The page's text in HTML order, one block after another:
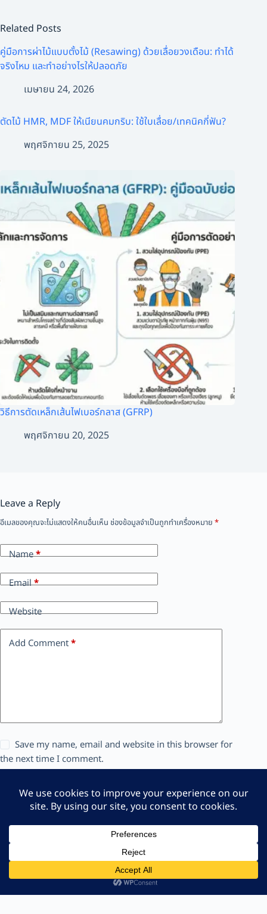
Related Posts
คู่มือการผ่าไม้แบบตั้งไม้ (Resawing) ด้วยเลื่อยวงเดือน: ทำได้
จริงไหม และทำอย่างไรให้ปลอดภัย
เมษายน 24, 2026
ตัดไม้ HMR, MDF ให้เนียนคมกริบ: ใช้ใบเลื่อย/เทคนิคกี่ฟัน?
พฤศจิกายน 25, 2025
วิธีการตัดเหล็กเส้นไฟเบอร์กลาส (GFRP)
พฤศจิกายน 20, 2025
Leave a Reply
อีเมลของคุณจะไม่แสดงให้คนอื่นเห็น ช่องข้อมูลจำเป็นถูกทำเครื่องหมาย *
Name*
Email*
Website
Add Comment*
Save my name, email and website in this browser for
the next time I comment.
แสดงความเห็น
Copyright © 2023 | NAKATA-Cun Co,. Ltd.
Line